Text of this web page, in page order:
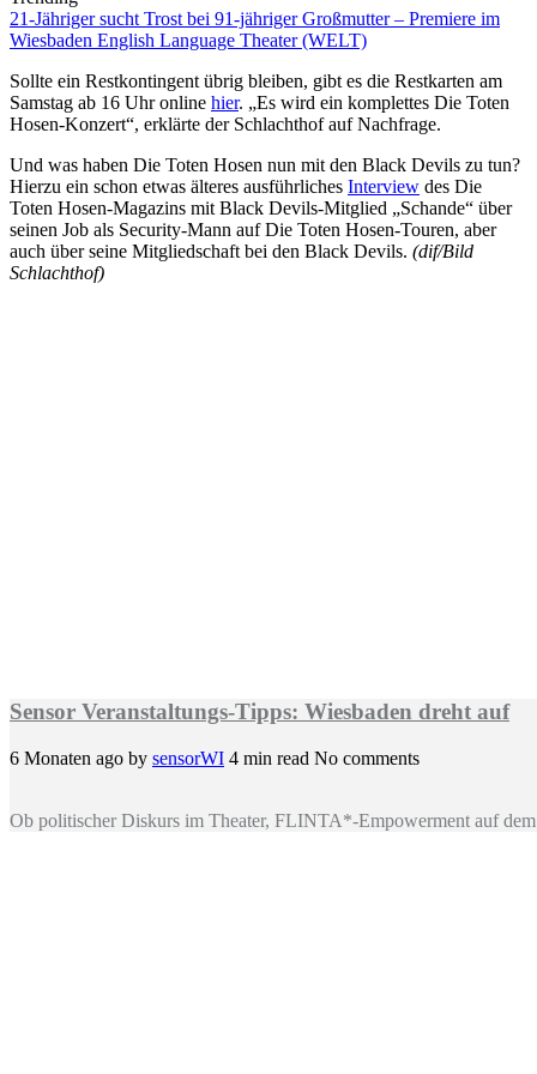
21-Jähriger sucht Trost bei 91-jähriger Großmutter – Premiere im
Wiesbaden English Language Theater (WELT)
Sollte ein Restkontingent übrig bleiben, gibt es die Restkarten am
Samstag ab 16 Uhr online hier. „Es wird ein komplettes Die Toten
Hosen-Konzert“, erklärte der Schlachthof auf Nachfrage.
Und was haben Die Toten Hosen nun mit den Black Devils zu tun?
Hierzu ein schon etwas älteres ausführliches Interview des Die
Toten Hosen-Magazins mit Black Devils-Mitglied „Schande“ über
seinen Job als Security-Mann auf Die Toten Hosen-Touren, aber
auch über seine Mitgliedschaft bei den Black Devils. (dif/Bild
Schlachthof)
Sensor Veranstaltungs-Tipps: Wiesbaden dreht auf
6 Monaten ago by sensorWI 4 min read No comments
Ob politischer Diskurs im Theater, FLINTA*-Empowerment auf